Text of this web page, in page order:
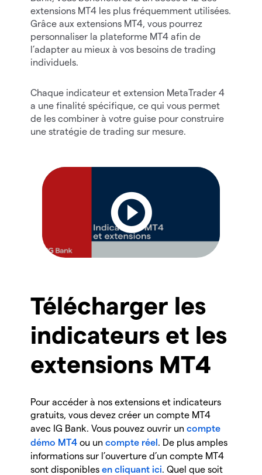
extensions MT4 les plus fréquemment utilisées.
Grâce aux extensions MT4, vous pourrez
personnaliser la plateforme MT4 afin de
l’adapter au mieux à vos besoins de trading
individuels.
Chaque indicateur et extension MetaTrader 4
a une finalité spécifique, ce qui vous permet
de les combiner à votre guise pour construire
une stratégie de trading sur mesure.
Télécharger les
indicateurs et les
extensions MT4
Pour accéder à nos extensions et indicateurs
gratuits, vous devez créer un compte MT4
avec IG Bank. Vous pouvez ouvrir un compte
démo MT4 ou un compte réel De plus amples
informations sur l’ouverture d’un compte MT4
sont disponibles en cliquant ici . Quel que soit